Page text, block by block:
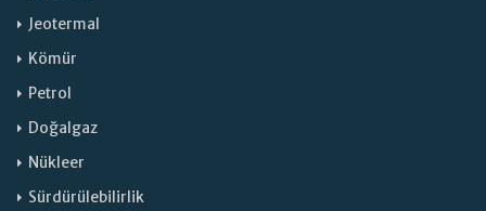
Jeotermal
Kömür
Petrol
Doğalgaz
Nükleer
Sürdürülebilirlik